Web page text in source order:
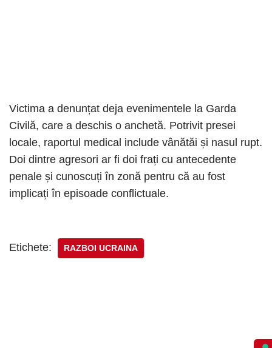
Victima a denunțat deja evenimentele la Garda
Civilă, care a deschis o anchetă. Potrivit presei
locale, raportul medical include vânătăi și nasul rupt.
Doi dintre agresori ar fi doi frați cu antecedente
penale și cunoscuți în zonă pentru că au fost
implicați în episoade conflictuale.
Etichete: RAZBOI UCRAINA